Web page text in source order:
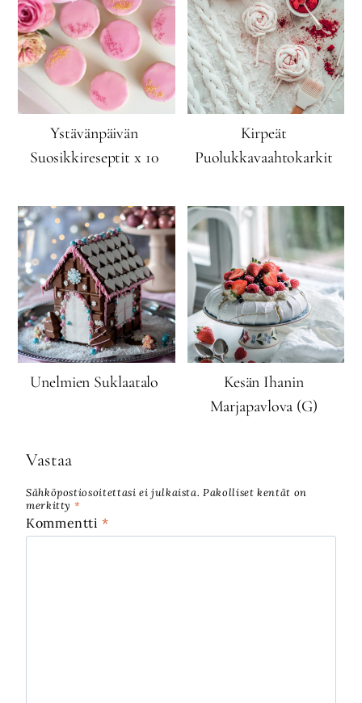
Ystävänpäivän
Suosikkireseptit x 10
Kirpeät
Puolukkavaahtokarkit
Unelmien Suklaatalo
Kesän Ihanin
Marjapavlova (G)
Vastaa
Sähköpostiosoitettasi ei julkaista. Pakolliset kentät on
merkitty *
Kommentti*